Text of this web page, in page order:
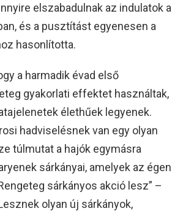
elszabadulnak az indulatok a
és a pusztítást egyenesen a
hasonlította.
a harmadik évad első
gyakorlati effektet használtak,
élethűek legyenek.
hadviselésnek van egy olyan
túlmutat a hajók egymásra
sárkányai, amelyek az égen
sárkányos akció lesz” –
olyan új sárkányok,